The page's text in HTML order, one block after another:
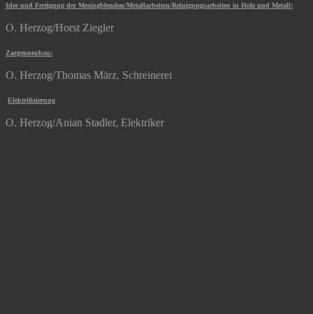
Idee und Fertigung der Mesingblenden/Metallarbeiten/Reinigungsarbeiten in Holz und Metall:
O. Herzog/Horst Ziegler
Zargenneubau:
O. Herzog/Thomas März, Schreinerei
Elektrifizierung
O. Herzog/Anian Stadler, Elektriker